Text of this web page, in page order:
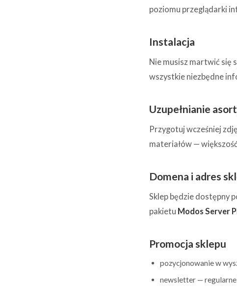
poziomu przeglądarki
Instalacja
Nie musisz martwić się
wszystkie niezbędne
Uzupełnianie
Przygotuj wcześniej
materiałów —
Domena i adres
Sklep będzie dostępny
pakietu Modos Server
Promocja sklepu
pozycjonowanie w
newsletter —